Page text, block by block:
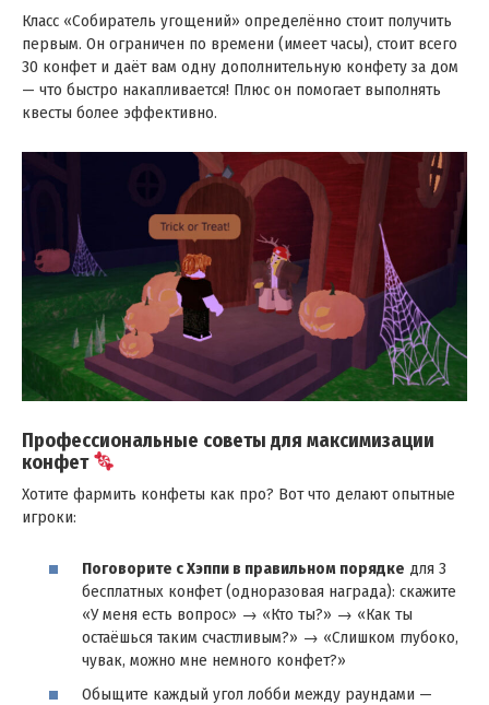
Класс «Собиратель угощений» определённо стоит получить
первым. Он ограничен по времени (имеет часы), стоит всего
30 конфет и даёт вам одну дополнительную конфету за дом
— что быстро накапливается! Плюс он помогает выполнять
квесты более эффективно.​
Профессиональные советы для максимизации
конфет
Хотите фармить конфеты как про? Вот что делают опытные
игроки:
Поговорите с Хэппи в правильном порядке для 3
бесплатных конфет (одноразовая награда): скажите
«У меня есть вопрос» → «Кто ты?» → «Как ты
остаёшься таким счастливым?» → «Слишком глубоко,
чувак, можно мне немного конфет?»
Обыщите каждый угол лобби между раундами —